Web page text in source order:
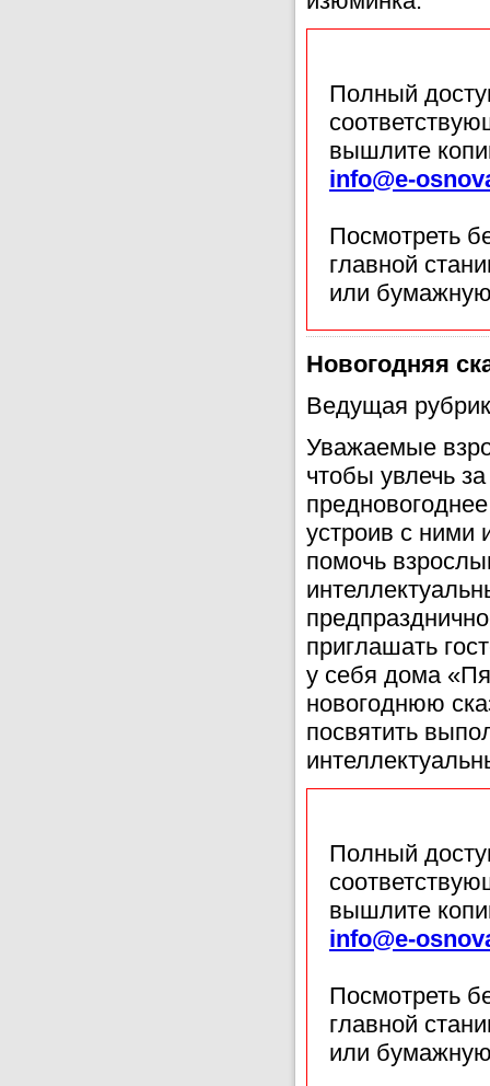
Полный
вышлите
info@e-
Посмотреть
главной
или
Новогодняя
Ведущая
Уважаемые
чтобы увлечь
устроив с ними
помочь
приглашать
у себя дома
новогоднюю
посвятить
Полный
вышлите
info@e-
Посмотреть
главной
или